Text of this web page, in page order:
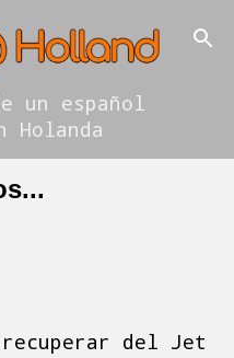
principal
un español
Holanda
del Jet